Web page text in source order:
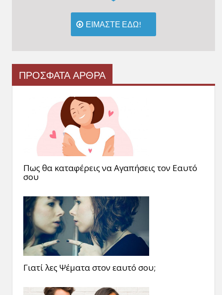
ΕΙΜΑΣΤΕ ΕΔΩ!
ΠΡΟΣΦΑΤΑ ΑΡΘΡΑ
Πως θα καταφέρεις να Αγαπήσεις τον Εαυτό
σου
Γιατί λες Ψέματα στον εαυτό σου;